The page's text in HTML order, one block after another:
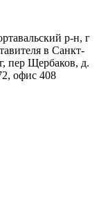
р-н, г
в Санкт-
пер Щербаков, д.
офис 408